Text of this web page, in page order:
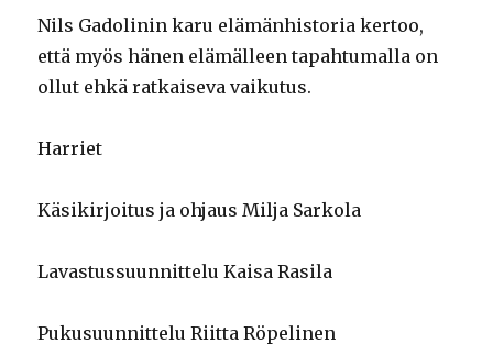
Nils Gadolinin karu elämänhistoria kertoo,
että myös hänen elämälleen tapahtumalla on
ollut ehkä ratkaiseva vaikutus.
Harriet
Käsikirjoitus ja ohjaus Milja Sarkola
Lavastussuunnittelu Kaisa Rasila
Pukusuunnittelu Riitta Röpelinen